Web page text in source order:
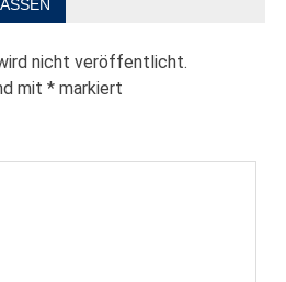
nicht veröffentlicht.
mit* markiert